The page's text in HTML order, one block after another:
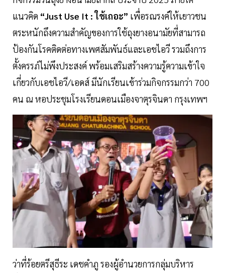
แนวคิด “Just Use It : ใช้เถอะ” เพื่อรณรงค์ให้เยาวชน
ตระหนักถึงความสำคัญของการใช้ถุงยางอนามัยที่สามารถ
ป้องกันโรคติดต่อทางเพศสัมพันธ์และเอชไอวี รวมถึงการ
ตั้งครรภ์ไม่พึงประสงค์ พร้อมเสริมสร้างความรู้ความเข้าใจ
เกี่ยวกับเอชไอวี/เอดส์ มีนักเรียนเข้าร่วมกิจกรรมกว่า 700
คน ณ หอประชุมโรงเรียนดอนเมืองจาตุรจินดา กรุงเทพฯ
ว่าที่ร้อยตรีสุธีระ เดชคำภู รองผู้อำนวยการกลุ่มบริหาร